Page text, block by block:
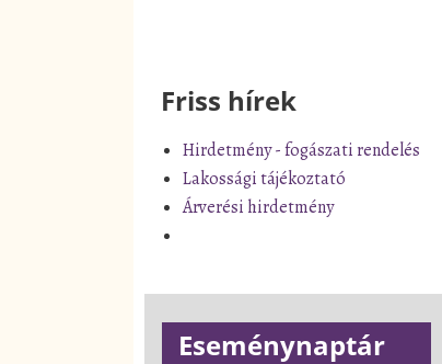
Friss hírek
Hirdetmény - fogászati rendelés
Lakossági tájékoztató
Árverési hirdetmény
Eseménynaptár